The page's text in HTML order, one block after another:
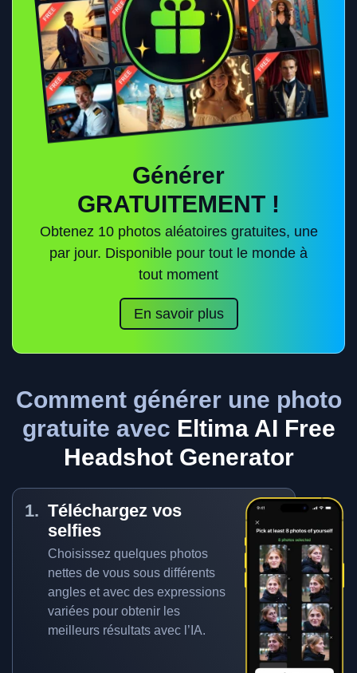
Générer
GRATUITEMENT !
Obtenez 10 photos aléatoires gratuites, une
par jour. Disponible pour tout le monde à
tout moment
En savoir plus
Comment générer une photo
gratuite avec Eltima AI Free
Headshot Generator
Téléchargez vos
selfies
Choisissez quelques photos
nettes de vous sous différents
angles et avec des expressions
variées pour obtenir les
meilleurs résultats avec l’IA.